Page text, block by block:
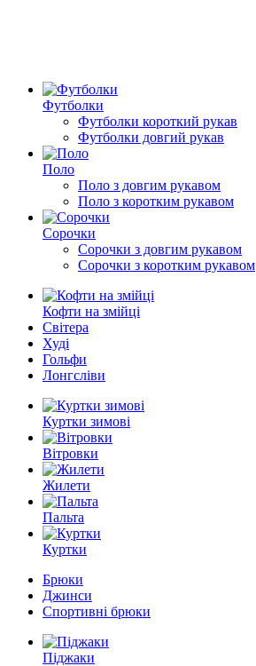
Футболки
Футболки короткий рукав
Футболки довгий рукав
Поло
Поло з довгим рукавом
Поло з коротким рукавом
Сорочки
Сорочки з довгим рукавом
Сорочки з коротким рукавом
Кофти на змійці
Світера
Худі
Гольфи
Лонгсліви
Куртки зимові
Вітровки
Жилети
Пальта
Куртки
Брюки
Джинси
Спортивні брюки
Піджаки